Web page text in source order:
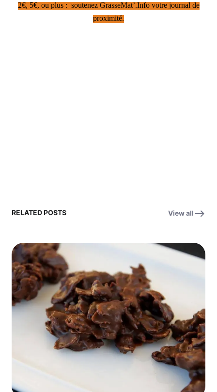
2€, 5€, ou plus : soutenez GrasseMat’.Info votre journal de
proximité.
RELATED POSTS View all